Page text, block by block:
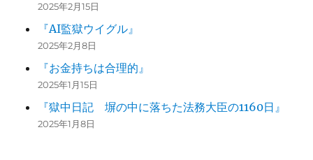
2025年2月15日
『AI監獄ウイグル』
2025年2月8日
『お金持ちは合理的』
2025年1月15日
『獄中日記 塀の中に落ちた法務大臣の1160日』
2025年1月8日